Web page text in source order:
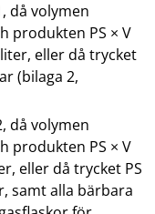
då volymen
produkten PS × V
eller då trycket
(bilaga 2,
då volymen
produkten PS × V
eller då trycket PS
samt alla bärbara